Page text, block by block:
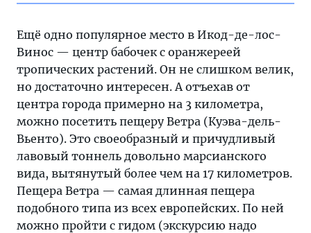
Ещё одно популярное место в Икод-де-лос-
Винос — центр бабочек с оранжереей
тропических растений. Он не слишком велик,
но достаточно интересен. А отъехав от
центра города примерно на 3 километра,
можно посетить пещеру Ветра (Куэва-дель-
Вьенто). Это своеобразный и причудливый
лавовый тоннель довольно марсианского
вида, вытянутый более чем на 17 километров.
Пещера Ветра — самая длинная пещера
подобного типа из всех европейских. По ней
можно пройти с гидом (экскурсию надо